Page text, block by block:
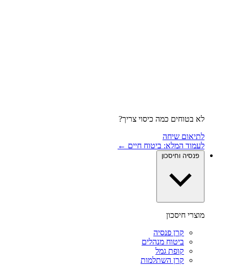
לא בטוחים כמה כיסוי צריך?
לתיאום שיחה
לעמוד המלא: ביטוח חיים ←
פנסיה וחיסכון
מוצרי חיסכון
קרן פנסיה
ביטוח מנהלים
קופת גמל
קרן השתלמות